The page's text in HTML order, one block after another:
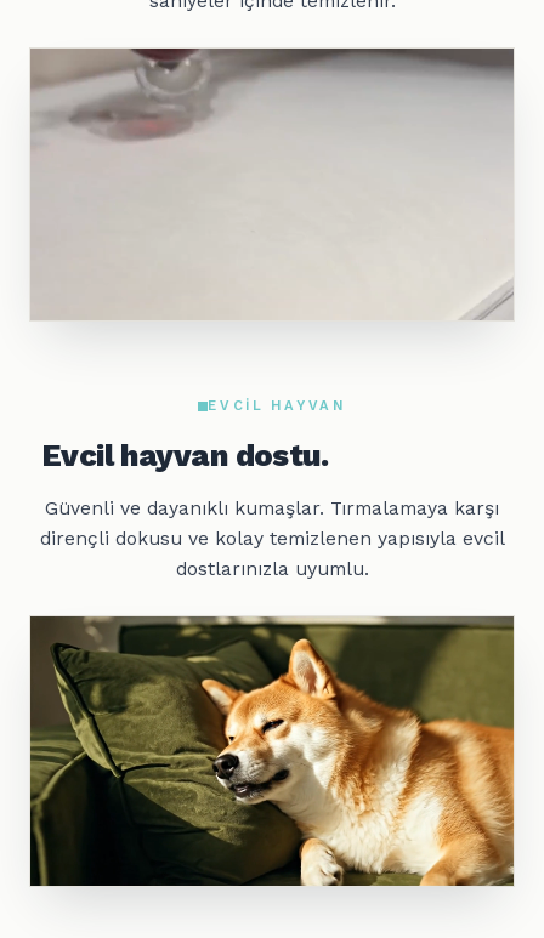
EVCIL HAYVAN
Evcil hayvan dostu.
Güvenli ve dayanıklı kumaşlar. Tırmalamaya karşı
dirençli dokusu ve kolay temizlenen yapısıyla evcil
dostlarınızla uyumlu.